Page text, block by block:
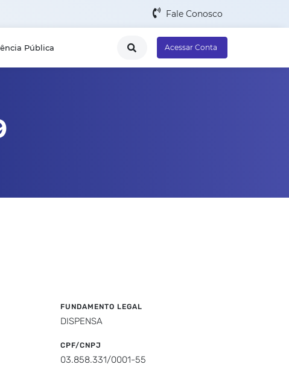
Fale Conosco
Pública Acessar Conta
FUNDAMENTO LEGAL
DISPENSA
CPF/CNPJ
03.858.331/0001-55